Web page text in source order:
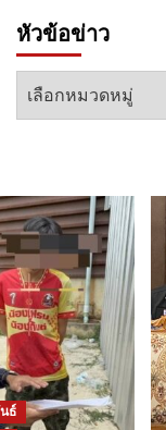
หัวข้อข่าว
หัวข้อ
ธ์